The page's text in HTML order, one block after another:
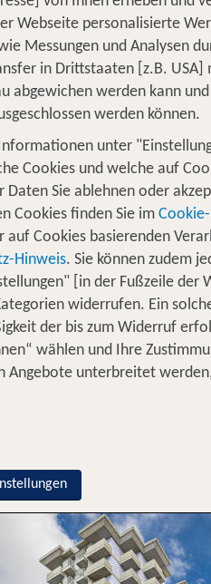
wo?
reist mit?
Tipps für 1
Madeira
Calheta Beach
93 %
Webseite personalisierte
Messungen und Analysen
in Drittstaaten [z.B. USA]
abgewichen werden kann
werden können.
unter
Cookies und welche auf
Daten Sie ablehnen oder
Cookies finden Sie im
auf Cookies basierenden
Hinweis. Sie können zudem
[in der Fußzeile der
widerrufen. Ein
der bis zum Widerruf
wählen und Ihre
Angebote unterbreitet